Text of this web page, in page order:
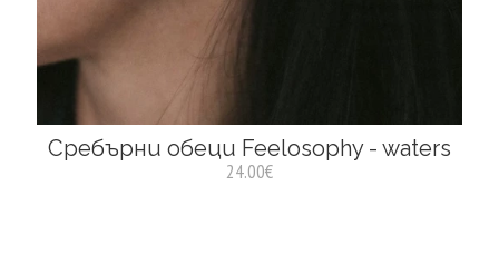
Сребърни обеци Feelosophy - waters
24.00€